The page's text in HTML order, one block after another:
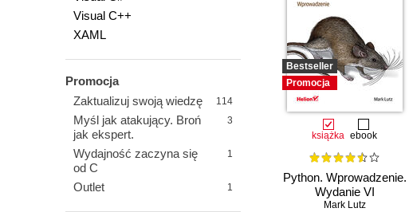
Visual C++
XAML
Promocja
Zaktualizuj swoją wiedzę
114
Myśl jak atakujący. Broń
jak ekspert.
3
Wydajność zaczyna się
od C
1
Outlet 1
Bestseller
Promocja
książka ebook
Python. Wprowadzenie.
Wydanie VI
Mark Lutz